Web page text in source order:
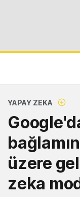
YAPAY ZEKA
üzere
zeka